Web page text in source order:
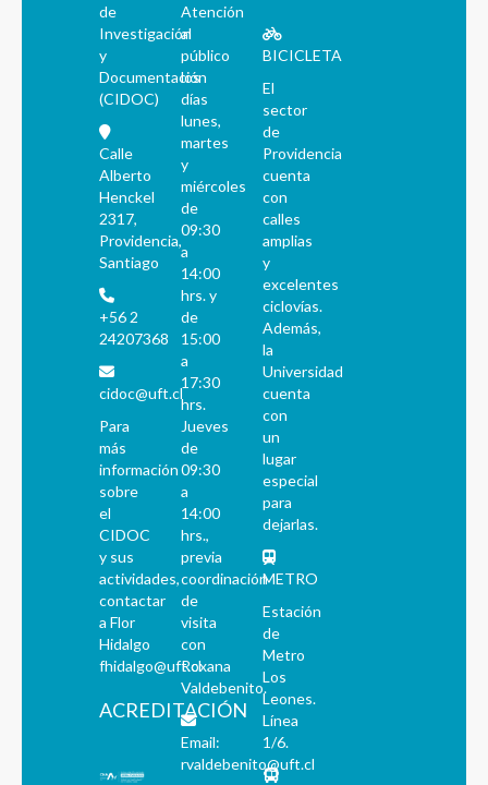
de
Investigación
y
Documentación
(CIDOC)
Calle
Alberto
Henckel
2317,
Providencia,
Santiago
+56 2
24207368
cidoc@uft.cl
Para
más
información
sobre
el
CIDOC
y sus
actividades,
contactar
a Flor
Hidalgo
fhidalgo@uft.cl
ACREDITACIÓN
Atención
al
público
los
días
lunes,
martes
y
miércoles
de
09:30
a
14:00
hrs. y
de
15:00
a
17:30
hrs.
Jueves
de
09:30
a
14:00
hrs.,
previa
coordinación
de
visita
con
Roxana
Valdebenito.
Email:
rvaldebenito@uft.cl
BICICLETA
El
sector
de
Providencia
cuenta
con
calles
amplias
y
excelentes
ciclovías.
Además,
la
Universidad
cuenta
con
un
lugar
especial
para
dejarlas.
METRO
Estación
de
Metro
Los
Leones.
Línea
1/6.